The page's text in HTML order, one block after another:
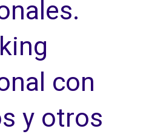
con
y otros